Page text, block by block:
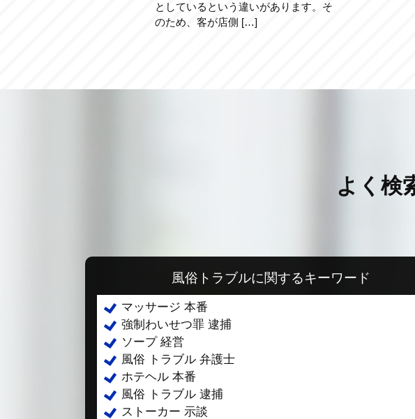
としているという違いがあります。そ
のため、客が店側 […]
よく検
風俗トラブルに関するキーワード
マッサージ 本番
強制わいせつ罪 逮捕
ソープ 経営
風俗 トラブル 弁護士
ホテヘル 本番
風俗 トラブル 逮捕
ストーカー 示談